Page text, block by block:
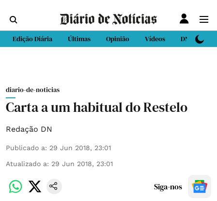
Edição Diária Últimas Opinião Vídeos DN Sport
diario-de-noticias
Carta a um habitual do Restelo
Redação DN
Publicado a: 29 Jun 2018, 23:01
Atualizado a: 29 Jun 2018, 23:01
Siga-nos